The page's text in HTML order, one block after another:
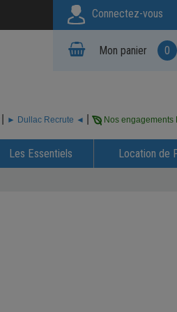
Connectez-vous
Mon panier 0
► Dullac Recrute ◄ Nos engagements
Les Essentiels Location de